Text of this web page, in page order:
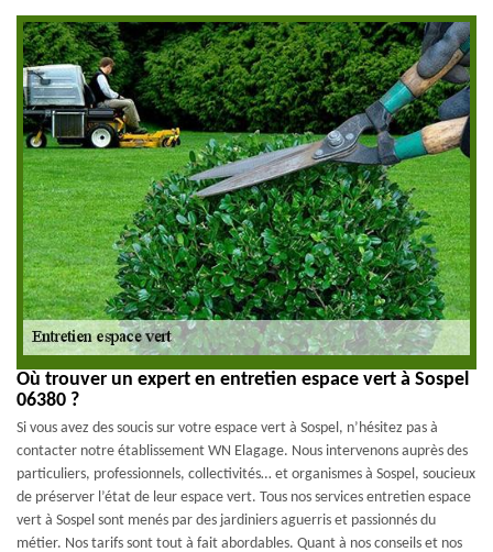
Où trouver un expert en entretien espace vert à Sospel
06380 ?
Si vous avez des soucis sur votre espace vert à Sospel, n’hésitez pas à
contacter notre établissement WN Elagage. Nous intervenons auprès des
particuliers, professionnels, collectivités… et organismes à Sospel, soucieux
de préserver l’état de leur espace vert. Tous nos services entretien espace
vert à Sospel sont menés par des jardiniers aguerris et passionnés du
métier. Nos tarifs sont tout à fait abordables. Quant à nos conseils et nos